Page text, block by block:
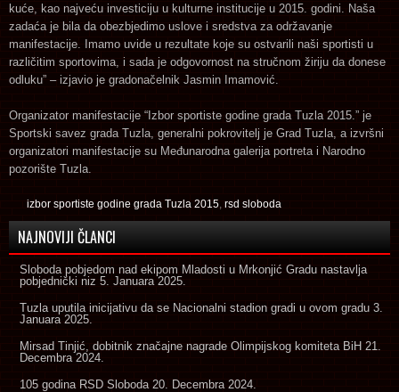
kuće, kao najveću investiciju u kulturne institucije u 2015. godini. Naša
zadaća je bila da obezbjedimo uslove i sredstva za održavanje
manifestacije. Imamo uvide u rezultate koje su ostvarili naši sportisti u
različitim sportovima, i sada je odgovornost na stručnom žiriju da donese
odluku” – izjavio je gradonačelnik Jasmin Imamović.
Organizator manifestacije “Izbor sportiste godine grada Tuzla 2015.” je
Sportski savez grada Tuzla, generalni pokrovitelj je Grad Tuzla, a izvršni
organizatori manifestacije su Međunarodna galerija portreta i Narodno
pozorište Tuzla.
izbor sportiste godine grada Tuzla 2015 rsd sloboda
NAJNOVIJI ČLANCI
Sloboda pobjedom nad ekipom Mladosti u Mrkonjić Gradu nastavlja
pobjednički niz 5. Januara 2025.
Tuzla uputila inicijativu da se Nacionalni stadion gradi u ovom gradu 3.
Januara 2025.
Mirsad Tinjić, dobitnik značajne nagrade Olimpijskog komiteta BiH 21.
Decembra 2024.
105 godina RSD Sloboda 20. Decembra 2024.